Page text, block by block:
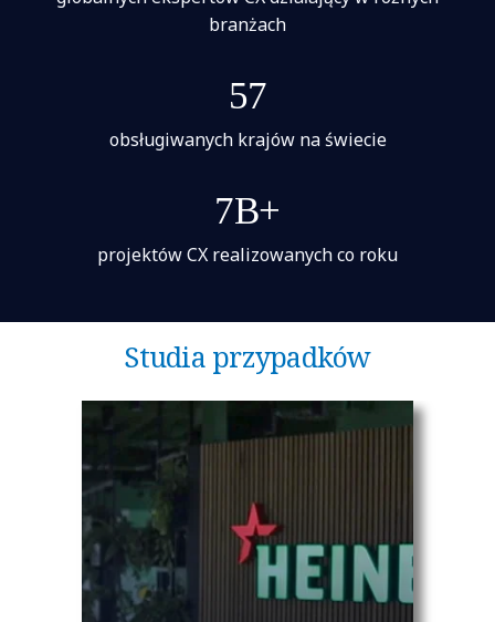
branżach
57
obsługiwanych krajów na świecie
7B+
projektów CX realizowanych co roku
Studia przypadków